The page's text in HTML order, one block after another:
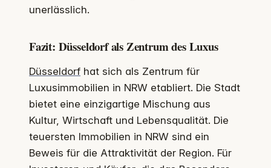
unerlässlich.
Fazit: Düsseldorf als Zentrum des Luxus
Düsseldorf hat sich als Zentrum für
Luxusimmobilien in NRW etabliert. Die Stadt
bietet eine einzigartige Mischung aus
Kultur, Wirtschaft und Lebensqualität. Die
teuersten Immobilien in NRW sind ein
Beweis für die Attraktivität der Region. Für